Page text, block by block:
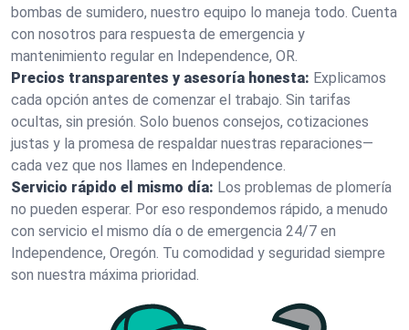
bombas de sumidero, nuestro equipo lo maneja todo. Cuenta
con nosotros para respuesta de emergencia y
mantenimiento regular en Independence, OR.
Precios transparentes y asesoría honesta: Explicamos
cada opción antes de comenzar el trabajo. Sin tarifas
ocultas, sin presión. Solo buenos consejos, cotizaciones
justas y la promesa de respaldar nuestras reparaciones—
cada vez que nos llames en Independence.
Servicio rápido el mismo día: Los problemas de plomería
no pueden esperar. Por eso respondemos rápido, a menudo
con servicio el mismo día o de emergencia 24/7 en
Independence, Oregón. Tu comodidad y seguridad siempre
son nuestra máxima prioridad.